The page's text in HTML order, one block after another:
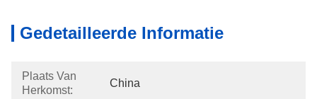
Gedetailleerde Informatie
Plaats Van
Herkomst:
China